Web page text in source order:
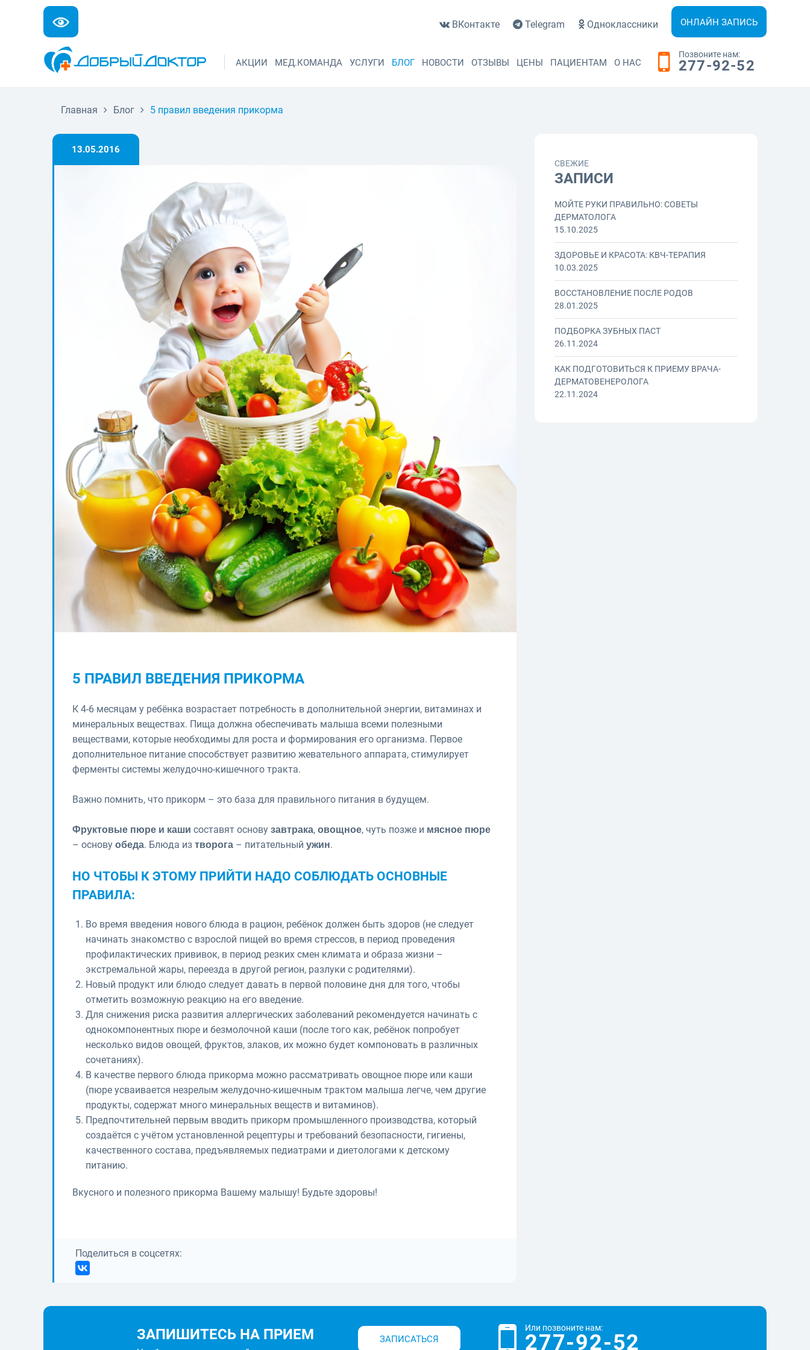
ВКонтакте Telegram Одноклассники ОНЛАЙН ЗАПИСЬ
АКЦИИ МЕД.КОМАНДА УСЛУГИ БЛОГ НОВОСТИ ОТЗЫВЫ ЦЕНЫ ПАЦИЕНТАМ О НАС
Позвоните нам:
277-92-52
Главная Блог 5 правил введения прикорма
13.05.2016
5 ПРАВИЛ ВВЕДЕНИЯ ПРИКОРМА
К 4-6 месяцам у ребёнка возрастает потребность в дополнительной энергии, витаминах и
минеральных веществах. Пища должна обеспечивать малыша всеми полезными
веществами, которые необходимы для роста и формирования его организма. Первое
дополнительное питание способствует развитию жевательного аппарата, стимулирует
ферменты системы желудочно-кишечного тракта.
Важно помнить, что прикорм – это база для правильного питания в будущем.
Фруктовые пюре и каши составят основу завтрака, овощное, чуть позже и мясное пюре
– основу обеда. Блюда из творога – питательный ужин.
НО ЧТОБЫ К ЭТОМУ ПРИЙТИ НАДО СОБЛЮДАТЬ ОСНОВНЫЕ
ПРАВИЛА:
Во время введения нового блюда в рацион, ребёнок должен быть здоров (не следует
начинать знакомство с взрослой пищей во время стрессов, в период проведения
профилактических прививок, в период резких смен климата и образа жизни –
экстремальной жары, переезда в другой регион, разлуки с родителями).
Новый продукт или блюдо следует давать в первой половине дня для того, чтобы
отметить возможную реакцию на его введение.
Для снижения риска развития аллергических заболеваний рекомендуется начинать с
однокомпонентных пюре и безмолочной каши (после того как, ребёнок попробует
несколько видов овощей, фруктов, злаков, их можно будет компоновать в различных
сочетаниях).
В качестве первого блюда прикорма можно рассматривать овощное пюре или каши
(пюре усваивается незрелым желудочно-кишечным трактом малыша легче, чем другие
продукты, содержат много минеральных веществ и витаминов).
Предпочтительней первым вводить прикорм промышленного производства, который
создаётся с учётом установленной рецептуры и требований безопасности, гигиены,
качественного состава, предъявляемых педиатрами и диетологами к детскому
питанию.
Вкусного и полезного прикорма Вашему малышу! Будьте здоровы!
Поделиться в соцсетях:
СВЕЖИЕ
ЗАПИСИ
МОЙТЕ РУКИ ПРАВИЛЬНО: СОВЕТЫ
ДЕРМАТОЛОГА
15.10.2025
ЗДОРОВЬЕ И КРАСОТА: КВЧ-ТЕРАПИЯ
10.03.2025
ВОССТАНОВЛЕНИЕ ПОСЛЕ РОДОВ
28.01.2025
ПОДБОРКА ЗУБНЫХ ПАСТ
26.11.2024
КАК ПОДГОТОВИТЬСЯ К ПРИЕМУ ВРАЧА-
ДЕРМАТОВЕНЕРОЛОГА
22.11.2024
ЗАПИШИТЕСЬ НА ПРИЕМ ЗАПИСАТЬСЯ
Или позвоните нам:
277-92-52